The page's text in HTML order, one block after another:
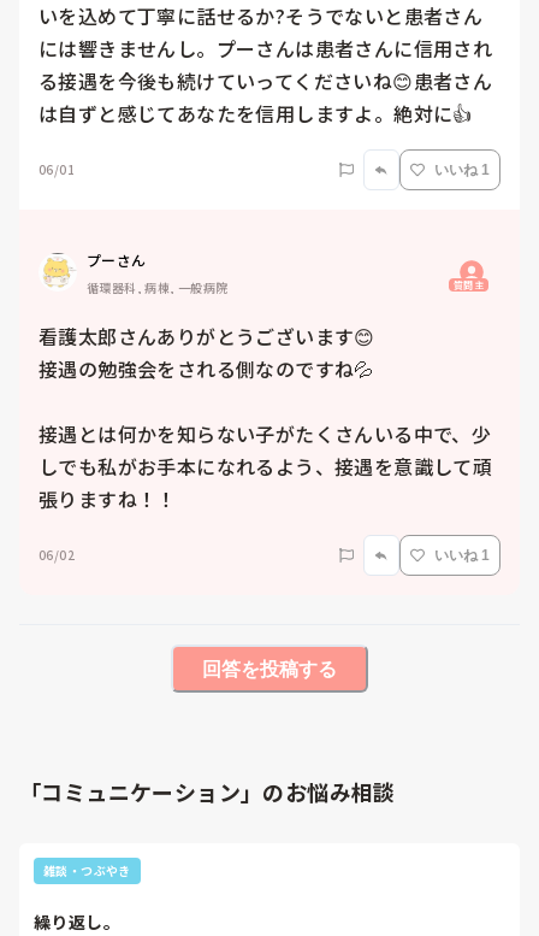
いを込めて丁寧に話せるか?そうでないと患者さん
には響きませんし。プーさんは患者さんに信用され
る接遇を今後も続けていってくださいね😊患者さん
は自ずと感じてあなたを信用しますよ。絶対に👍
06/01 いいね 1
プーさん
循環器科, 病棟, 一般病院 質問主
看護太郎さんありがとうございます😊
接遇の勉強会をされる側なのですね💦
接遇とは何かを知らない子がたくさんいる中で、少
しでも私がお手本になれるよう、接遇を意識して頑
06/02 いいね 1
回答を投稿する
「コミュニケーション」のお悩み相談
雑談・つぶやき
繰り返し。